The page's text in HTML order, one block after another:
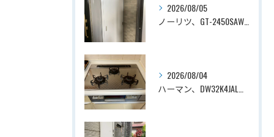
2026/08/05
2026/08/04